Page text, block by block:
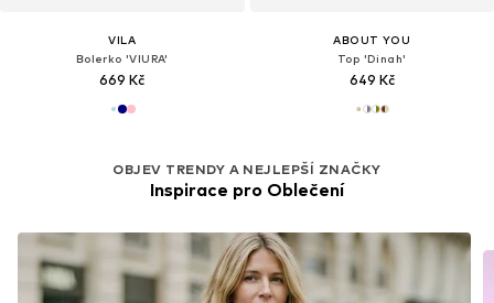
VILA
Bolerko 'VIURA'
669 Kč
ABOUT YOU
Top 'Dinah'
649 Kč
OBJEV TRENDY A NEJLEPŠÍ ZNAČKY
Inspirace pro Oblečení